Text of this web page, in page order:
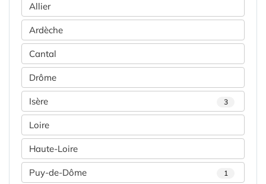
Allier
Ardèche
Cantal
Drôme
Isère 3
Loire
Haute-Loire
Puy-de-Dôme 1